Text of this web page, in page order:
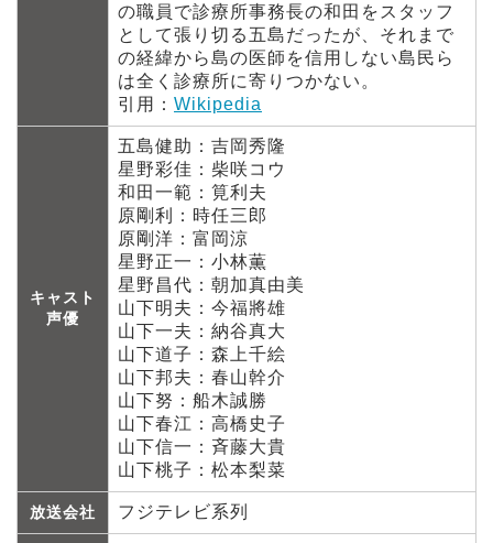
の職員で診療所事務長の和田をスタッフ
として張り切る五島だったが、それまで
の経緯から島の医師を信用しない島民ら
は全く診療所に寄りつかない。
引用： Wikipedia
キャスト
声優
五島健助：吉岡秀隆
星野彩佳：柴咲コウ
和田一範：筧利夫
原剛利：時任三郎
原剛洋：富岡涼
星野正一：小林薫
星野昌代：朝加真由美
山下明夫：今福將雄
山下一夫：納谷真大
山下道子：森上千絵
山下邦夫：春山幹介
山下努：船木誠勝
山下春江：高橋史子
山下信一：斉藤大貴
山下桃子：松本梨菜
放送会社 フジテレビ系列